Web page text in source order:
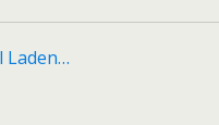
Laden…